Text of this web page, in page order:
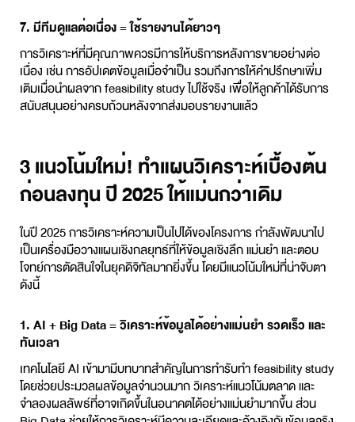
7. มีทีมดูแลต่อเนื่อง = ใช้รายงานได้ยาวๆ
การวิเคราะห์ที่มีคุณภาพควรมีการให้บริการหลังการขายอย่างต่อ
เนื่อง เช่น การอัปเดตข้อมูลเมื่อจำเป็น รวมถึงการให้คำปรึกษาเพิ่ม
เติมเมื่อนำผลจากfeasibility studyไปใช้จริง เพื่อให้ลูกค้าได้รับการ
สนับสนุนอย่างครบถ้วนหลังจากส่งมอบรายงานแล้ว
3 แนวโน้มใหม่! ทำแผนวิเคราะห์เบื้องต้น
ก่อนลงทุน ปี 2025 ให้แม่นกว่าเดิม
ในปี 2025 การวิเคราะห์ความเป็นไปได้ของโครงการ กำลังพัฒนาไป
เป็นเครื่องมือวางแผนเชิงกลยุทธ์ที่ให้ข้อมูลเชิงลึก แม่นยำ และตอบ
โจทย์การตัดสินใจในยุคดิจิทัลมากยิ่งขึ้น โดยมีแนวโน้มใหม่ที่น่าจับตา
ดังนี้
1. AI + Big Data = วิเคราะห์ข้อมูลได้อย่างแม่นยำ รวดเร็ว และ
ทันเวลา
เทคโนโลยี AI เข้ามามีบทบาทสำคัญในการทำรับทำ feasibility study
โดยช่วยประมวลผลข้อมูลจำนวนมาก วิเคราะห์แนวโน้มตลาด และ
จำลองผลลัพธ์ที่อาจเกิดขึ้นในอนาคตได้อย่างแม่นยำมากขึ้น ส่วน